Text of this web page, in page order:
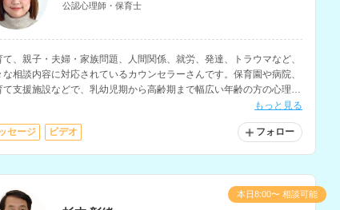
公認心理師・保育士
て、親子・夫婦・家族問題、人間関係、就労、発達、トラウマなど、
な相談内容に対応されているカウンセラーさんです。保育園や病院、
て支援施設などで、乳幼児期から高齢期まで幅広い年齢の方の心理支
もっと見る
セージ ビデオ フォロー
本日8:00〜 相談可能